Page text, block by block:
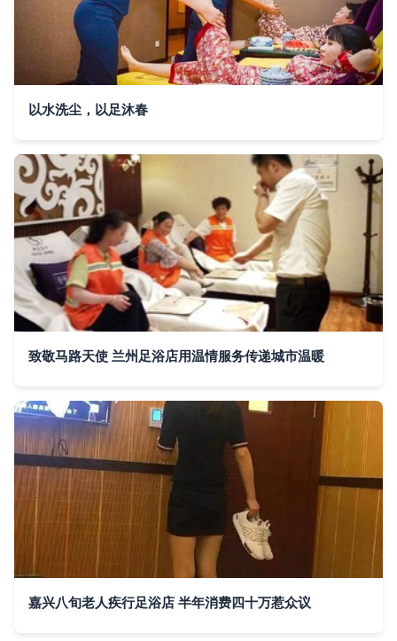
以水洗尘，以足沐春
致敬马路天使 兰州足浴店用温情服务传递城市温暖
嘉兴八旬老人疾行足浴店 半年消费四十万惹众议